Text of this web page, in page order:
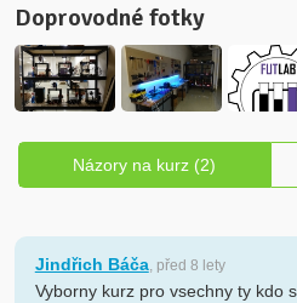
Doprovodné fotky
Názory na kurz (2)
Jindřich Báča, před 8 lety
Vyborny kurz pro vsechny ty kdo